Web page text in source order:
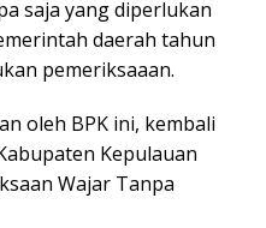
saja yang diperlukan
daerah tahun
pemeriksaaan.
oleh BPK ini, kembali
Kepulauan
Wajar Tanpa